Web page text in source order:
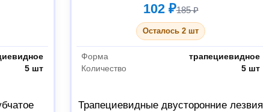
5 шт
102 ₽185 ₽
Осталось 2 шт
Форма
трапециевидное
Количество
5 шт
Трапециевидные двусторонние лезвия